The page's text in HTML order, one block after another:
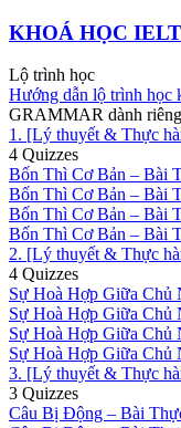
KHOÁ HỌC
Lộ trình học
Hướng dẫn lộ trình học
GRAMMAR dành
1. [Lý thuyết & Thực
4 Quizzes
Bốn Thì Cơ Bản – Bài
Bốn Thì Cơ Bản – Bài
Bốn Thì Cơ Bản – Bài
Bốn Thì Cơ Bản – Bài
2. [Lý thuyết & Thực
4 Quizzes
Sự Hoà Hợp Giữa
Sự Hoà Hợp Giữa
Sự Hoà Hợp Giữa
Sự Hoà Hợp Giữa
3. [Lý thuyết & Thực
3 Quizzes
Câu Bị Động – Bài